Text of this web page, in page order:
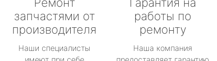
запчастями от
производителя
Наши специалисты
работы по
ремонту
Наша компания